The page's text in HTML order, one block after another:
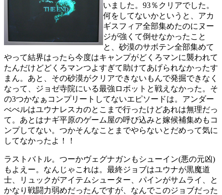
いました。93％クリアでした。
何をしてないかというと、アカ
ギスフィア全部集めたのにヌー
ジが強くて倒せなかったこと
と、砂漠のサボテン全部集めて
やって結界はったら今度はキャンプがどくろマンに襲われて
たんだけどどくろマンつよすぎて助けてあげられなかったす
まん。あと、その砂漠がクリアできないもんで発掘できなく
なって、ジョゼ寺院にいる最強ロボットと戦えなかった。そ
の3つかなぁコンプリートしてないエピソードは。アンダー
べべルはユウナレスカのとこまで行ったけどあれは無理だっ
て。あとはナギ平原のゲーム屋の呼び込みと嫁候補集めもコ
ンプしてない。つかそんなことまでやらないとだめって気に
してなかったよ！！
ラストバトル。つーかヴェグナガンもシューイン(悪の元凶)
もよえー。なんじゃこれは。最終ジョブはユウナが黒魔道
士、リュックがアイテムシューター、パインがサムライ、と
かなり戦闘力弱めだったんですが、なんでこのジョブだった